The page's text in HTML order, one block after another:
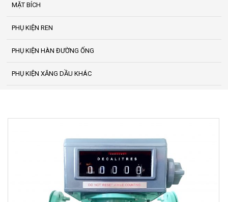
MẶT BÍCH
PHỤ KIỆN REN
PHỤ KIỆN HÀN ĐƯỜNG ỐNG
PHỤ KIỆN XĂNG DẦU KHÁC